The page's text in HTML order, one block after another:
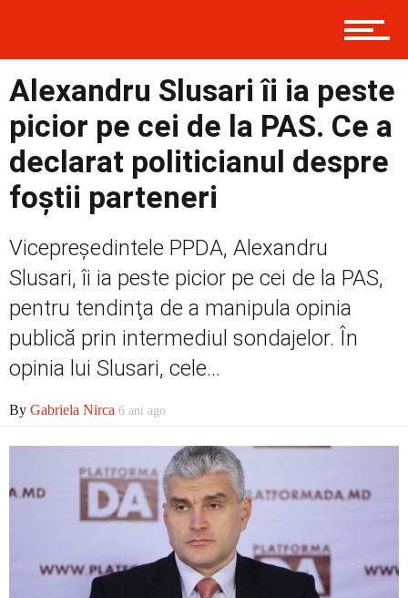
Prima
Politică
Externe
Social
Economic
Alexandru Slusari îi ia peste
picior pe cei de la PAS. Ce a
declarat politicianul despre
foștii parteneri
Vicepreşedintele PPDA, Alexandru
Slusari, îi ia peste picior pe cei de la PAS,
pentru tendinţa de a manipula opinia
publică prin intermediul sondajelor. În
opinia lui Slusari, cele...
By Gabriela Nirca 6 ani ago